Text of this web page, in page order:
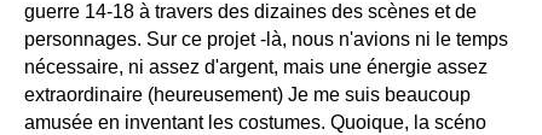
guerre 14-18 à travers des dizaines des scènes et de
personnages. Sur ce projet -là, nous n'avions ni le temps
nécessaire, ni assez d'argent, mais une énergie assez
extraordinaire (heureusement) Je me suis beaucoup
amusée en inventant les costumes. Quoique, la scéno